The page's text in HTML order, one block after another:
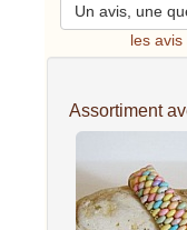
Un avis, une
les avis
Assortiment